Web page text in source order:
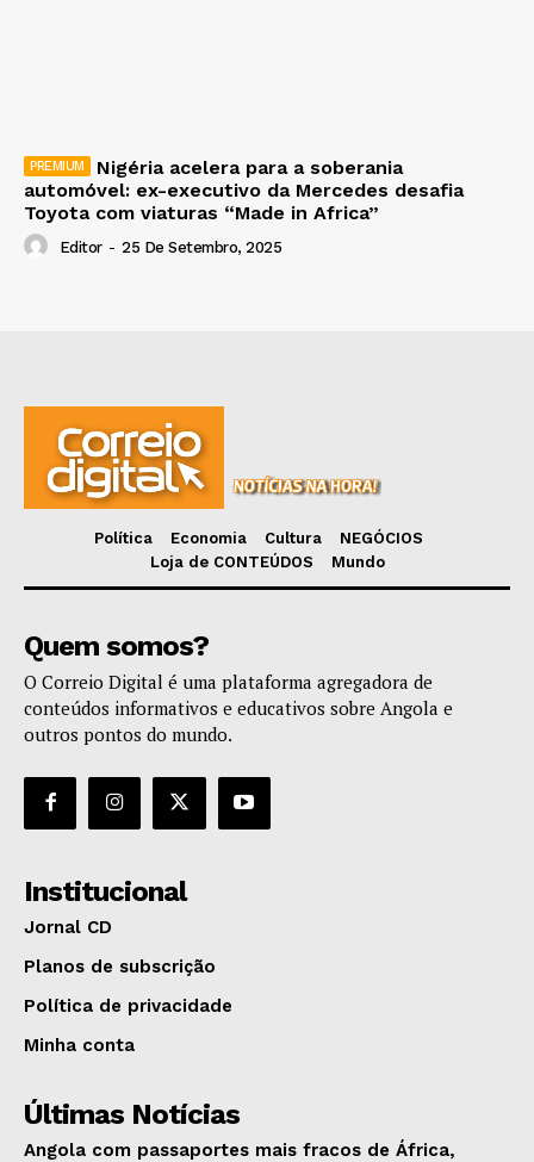
Nigéria acelera para a soberania
automóvel: ex-executivo da Mercedes desafia
Toyota com viaturas “Made in Africa”
Editor - 25 De Setembro, 2025
Política Economia Cultura
NEGÓCIOS
Loja de CONTEÚDOS
Mundo
Quem somos?
O Correio Digital é uma plataforma agregadora de
conteúdos informativos e educativos sobre Angola e
outros pontos do mundo.
Institucional
Jornal CD
Planos de subscrição
Política de privacidade
Minha conta
Últimas Notícias
Angola com passaportes mais fracos de África,